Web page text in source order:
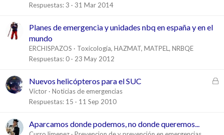
Respuestas 3 31 Mar 2014
Planes de emergencia y unidades nbq en españa y en el
mundo
ERCHISPAZOS
Toxicología, HAZMAT, MATPEL, NRBQE
Respuestas 0 23 May 2012
C
Nuevos helicópteros para el SUC
Víctor
Noticias de emergencias
Respuestas 15 11 Sep 2010
Aparcamos donde podemos, no donde queremos...